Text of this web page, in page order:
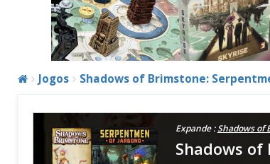
Jogos Shadows of Brimstone:
Expande :Shadows of
Shadows